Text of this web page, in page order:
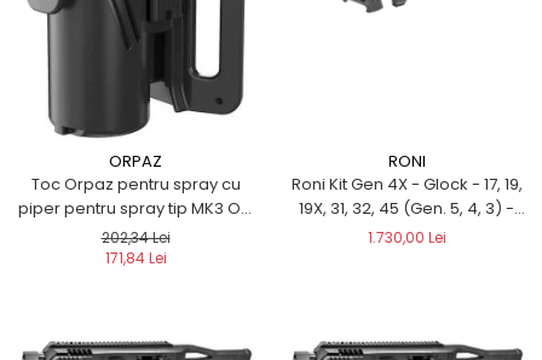
ORPAZ
Toc Orpaz pentru spray cu
piper pentru spray tip MK3 OC
cu atașament cu buclă de
curea
202,34 Lei
171,84 Lei
RONI
Roni Kit Gen 4X - Glock - 17, 19,
19X, 31, 32, 45 (Gen. 5, 4, 3) -
culoare BLACK
1.730,00 Lei